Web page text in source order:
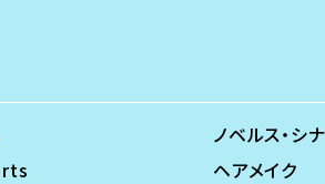
ノベルス・シ
ヘアメイク